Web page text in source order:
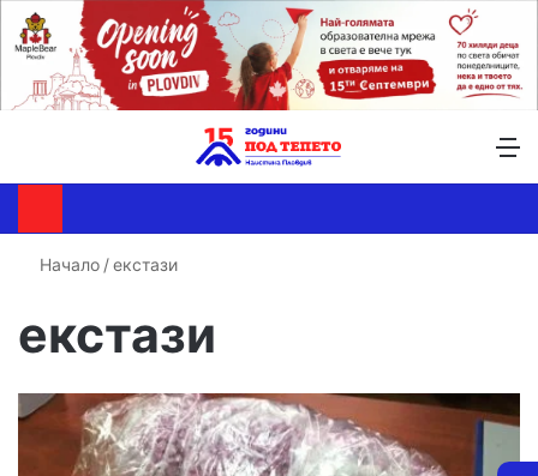
Начало /екстази
екстази